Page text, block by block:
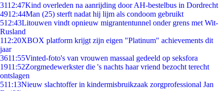
3112:47Kind overleden na aanrijding door AH-bestelbus in Dordrecht
4912:44Man (25) sterft nadat hij lijm als condoom gebruikt
512:43Litouwen vindt opnieuw migrantentunnel onder grens met Wit-
Rusland
112:20XBOX platform krijgt zijn eigen "Platinum" achievements dit
jaar
3611:55Vinted-foto's van vrouwen massaal gedeeld op seksfora
1911:52Zorgmedewerkster die 's nachts haar vriend bezocht terecht
ontslagen
511:13Nieuw slachtoffer in kindermisbruikzaak zorgprofessional Jan